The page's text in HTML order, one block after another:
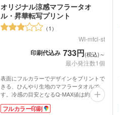
オリジナル涼感マフラータオ
ル・昇華転写プリント
1
WI-mfcl-st
印刷代込み 733円(税込)～
最小発注数1個
表面にフルカラーでデザインをプリントで
きる、ひんやり生地のマフラータオルで
す。冷感の目安となるQ-MAX値は約0.2
で、触れたときにほんのりと冷たさを感じ
られます。濡らして使う必要がなく、気軽
フルカラー印刷